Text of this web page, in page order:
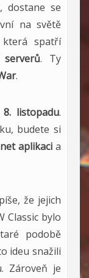
dostane se
na světě
spatří
serverů. Ty
.
listopadu.
budete si
aplikacia
že jejich
Classic bylo
podobě
ideu snažili
Zároveň je